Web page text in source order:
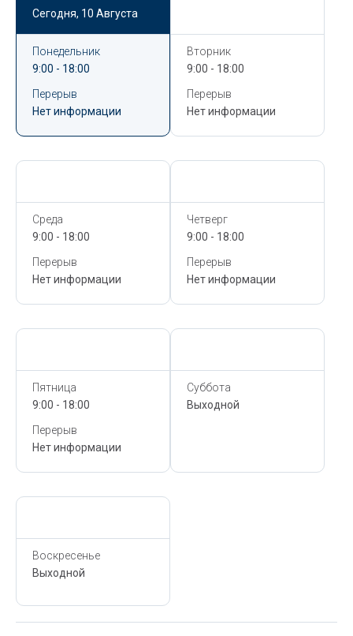
Сегодня, 10 Августа
Понедельник
9:00 - 18:00
Перерыв
Нет информации
Вторник
9:00 - 18:00
Перерыв
Нет информации
Среда
9:00 - 18:00
Перерыв
Нет информации
Четверг
9:00 - 18:00
Перерыв
Нет информации
Пятница
9:00 - 18:00
Перерыв
Нет информации
Суббота
Выходной
Воскресенье
Выходной